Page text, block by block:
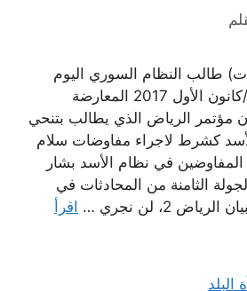
طالب النظام السوري اليوم
الخميس 14 ديسمبر/كانون الأول 2017 المعارضة
مؤتمر الرياض الذي يطالب بتنحي
كشرط لاجراء مفاوضات سلام
في نظام الأسد بشار
الثامنة من المحادثات في
2، لن نجري …
اقرأ
البلد